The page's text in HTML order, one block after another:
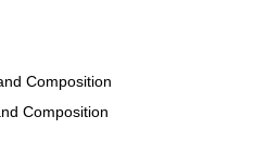
Composition
Composition